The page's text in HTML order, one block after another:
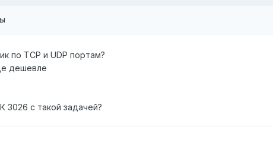
по TCP и UDP портам?
дешевле
3026 с такой задачей?